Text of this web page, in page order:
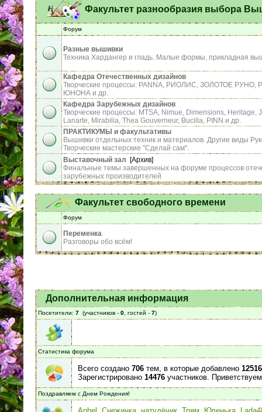
Факультет разнообразия выбора
Форум
Разные вышивки
Техника Хардангер и гладь. Малые формы, прикладная
Кафедра Отечественных дизайнов
Творческие процессы: PANNA, РИОЛИС, ЗОЛОТОЕ РУНО,
ЮНОНА и др.
Кафедра Зарубежных дизайнов
Творческие процессы: MTSA, Nimue, Dimensions, Heritage,
Lanarte, Mirabilia, Thea Gouverneur, Bucilla, PINN и др.
ПРАКТИКУМЫ и факультативы
Вышивки отдельных техник и материалов. Другие виды
Творческие мастерские "Сделай сам".
Выставочный зал [Архив]
Финальные темы завершенных на форуме процессов
зарубежных производителей
Факультет свободного времени
Форум
Переменка
Разговоры обо всём!
Дополнительная информация
Посетители: 7 (участников - 0 , гостей - 7)
Статистика форума
Всего создано 706 тем, в которые добавлено
Зарегистрировано 14476 участников.
Поздравляем с Днем Рождения!